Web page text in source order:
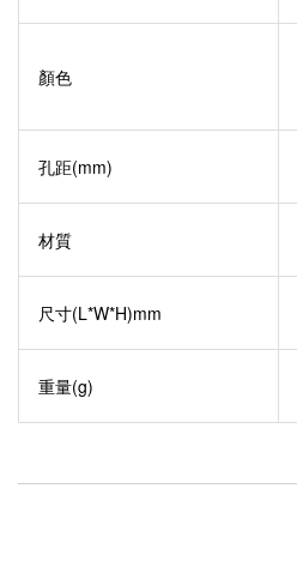
顏色
孔距(mm)
材質
尺寸(L*W*H)mm
重量(g)